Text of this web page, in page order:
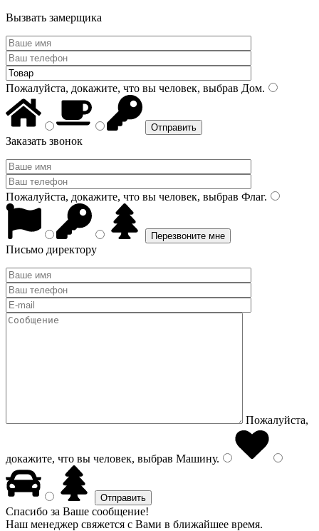
Вызвать замерщика
Пожалуйста, докажите, что вы человек, выбрав Дом.
Заказать звонок
Пожалуйста, докажите, что вы человек, выбрав Флаг.
Письмо директору
Пожалуйста,
докажите, что вы человек, выбрав Машину.
Спасибо за Ваше сообщение!
Наш менеджер свяжется с Вами в ближайшее время.